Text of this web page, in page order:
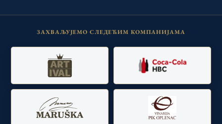
ЗАХВАЉУЈЕМО СЛЕДЕЋИМ КОМПАНИЈАМА